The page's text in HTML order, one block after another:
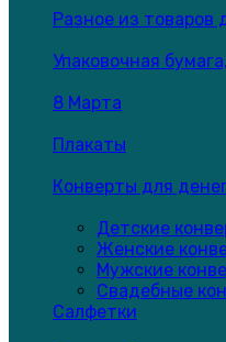
Разное из товаров
Упаковочная
8 Марта
Плакаты
Конверты для
Детские
Женские
Мужские
Свадебные
Салфетки